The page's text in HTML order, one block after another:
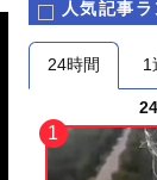
人気記事
24時間 1